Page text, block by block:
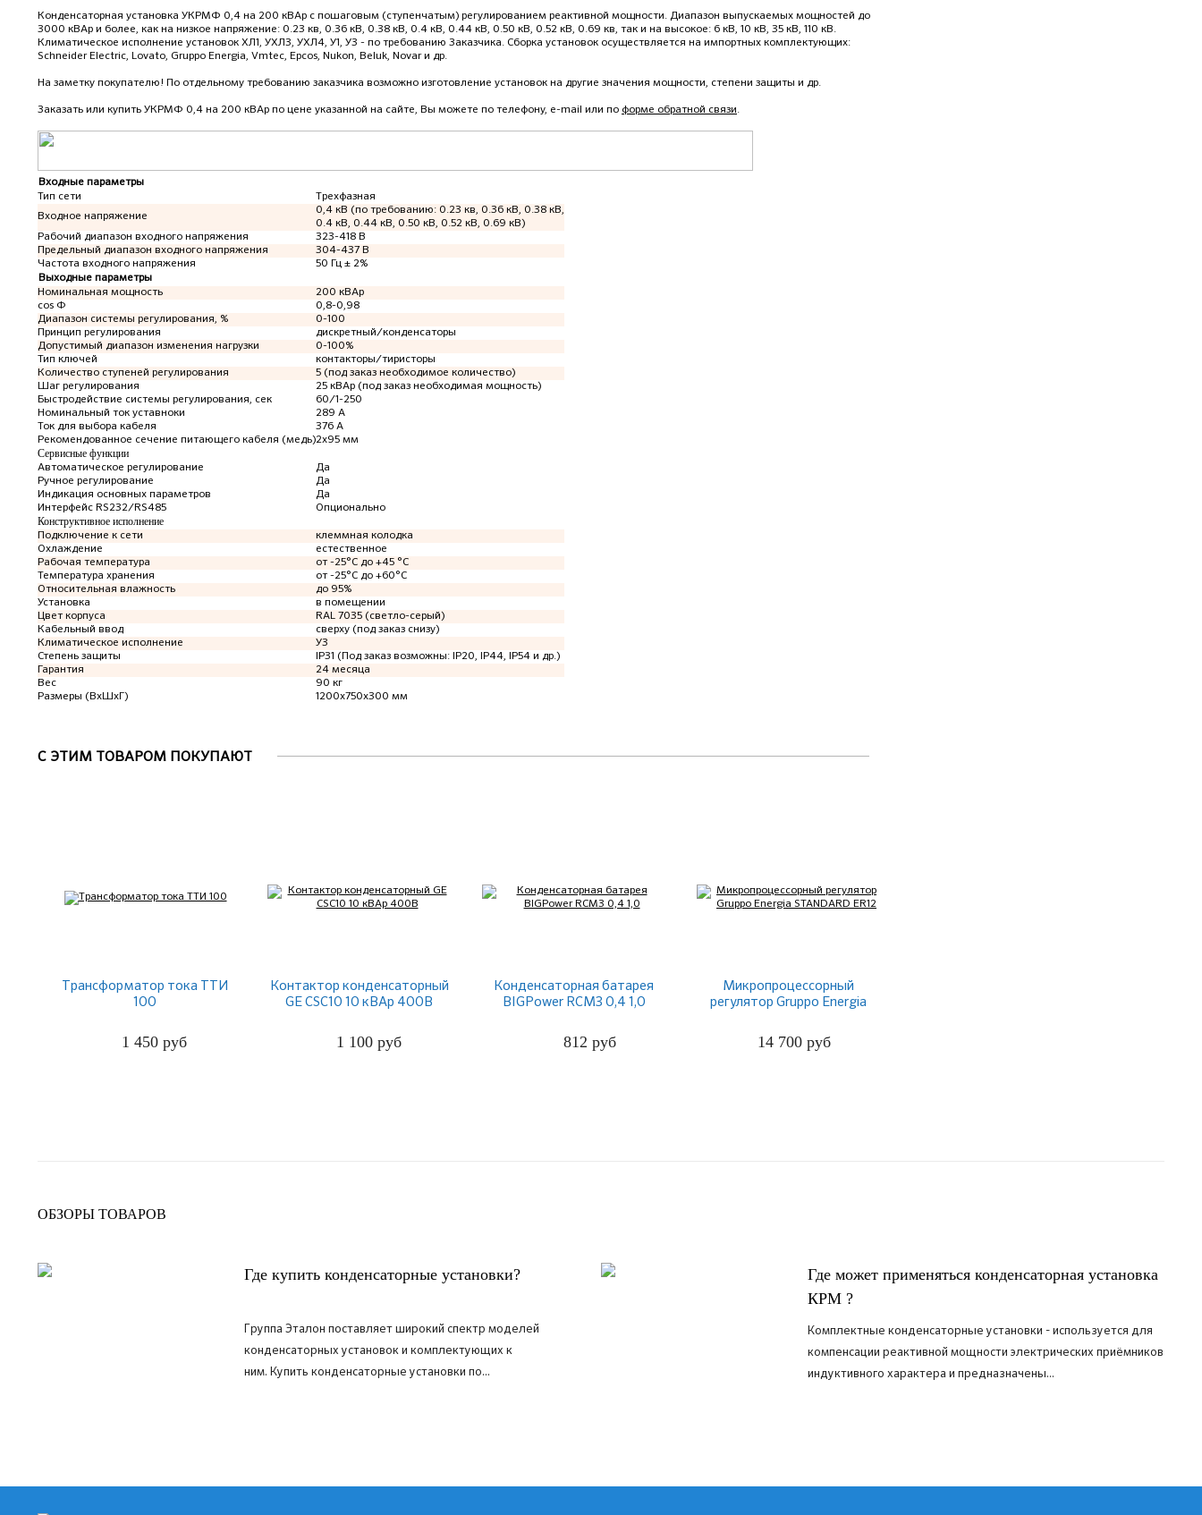
Конденсаторная установка УКРМФ 0,4 на 200 кВАр с пошаговым (ступенчатым) регулированием реактивной мощности. Диапазон выпускаемых мощностей до
3000 кВАр и более, как на низкое напряжение: 0.23 кв, 0.36 кВ, 0.38 кВ, 0.4 кВ, 0.44 кВ, 0.50 кВ, 0.52 кВ, 0.69 кв, так и на высокое: 6 кВ, 10 кВ, 35 кВ, 110 кВ.
Климатическое исполнение установок ХЛ1, УХЛ3, УХЛ4, У1, У3 - по требованию Заказчика. Сборка установок осуществляется на импортных комплектующих:
Schneider Electric, Lovato, Gruppo Energia, Vmtec, Epcos, Nukon, Beluk, Novar и др.
На заметку покупателю! По отдельному требованию заказчика возможно изготовление установок на другие значения мощности, степени защиты и др.
Заказать или купить УКРМФ 0,4 на 200 кВАр по цене указанной на сайте, Вы можете по телефону, e-mail или по форме обратной связи.
Входные параметры
Тип сети
Трехфазная
Входное напряжение
0,4 кВ (по требованию: 0.23 кв, 0.36 кВ, 0.38 кВ,
0.4 кВ, 0.44 кВ, 0.50 кВ, 0.52 кВ, 0.69 кВ)
Рабочий диапазон входного напряжения
323-418 В
Предельный диапазон входного напряжения
304-437 В
Частота входного напряжения
50 Гц ± 2%
Выходные параметры
Номинальная мощность
200 кВАр
cos Ф
0,8-0,98
Диапазон системы регулирования, %
0-100
Принцип регулирования
дискретный/конденсаторы
Допустимый диапазон изменения нагрузки
0-100%
Тип ключей
контакторы/тиристоры
Количество ступеней регулирования
5 (под заказ необходимое количество)
Шаг регулирования
25 кВАр (под заказ необходимая мощность)
Быстродействие системы регулирования, сек
60/1-250
Номинальный ток уставноки
289 А
Ток для выбора кабеля
376 А
Рекомендованное сечение питающего кабеля (медь)2x95 мм
Сервисные функции
Автоматическое регулирование
Да
Ручное регулирование
Да
Индикация основных параметров
Да
Интерфейс RS232/RS485
Опционально
Конструктивное исполнение
Подключение к сети
клеммная колодка
Охлаждение
естественное
Рабочая температура
от -25°C до +45 °C
Температура хранения
от -25°C до +60°C
Относительная влажность
до 95%
Установка
в помещении
Цвет корпуса
RAL 7035 (светло-серый)
Кабельный ввод
сверху (под заказ снизу)
Климатическое исполнение
У3
Степень защиты
IP31 (Под заказ возможны: IP20, IP44, IP54 и др.)
Гарантия
24 месяца
Вес
90 кг
Размеры (ВхШхГ)
1200х750х300 мм
С ЭТИМ ТОВАРОМ ПОКУПАЮТ
Трансформатор тока ТТИ
100
1 450 руб
Контактор конденсаторный
GE CSC10 10 кВАр 400В
1 100 руб
Конденсаторная батарея
BIGPower RCM3 0,4 1,0
812 руб
Микропроцессорный
регулятор Gruppo Energia
14 700 руб
ОБЗОРЫ ТОВАРОВ
Где купить конденсаторные установки?
Группа Эталон поставляет широкий спектр моделей
конденсаторных установок и комплектующих к
ним. Купить конденсаторные установки по...
Где может применяться конденсаторная установка
КРМ ?
Комплектные конденсаторные установки - используется для
компенсации реактивной мощности электрических приёмников
индуктивного характера и предназначены...